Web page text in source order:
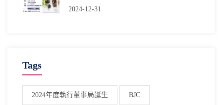
2024-12-31
Tags
2024年度執行董事局誕生 BJC